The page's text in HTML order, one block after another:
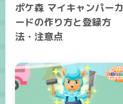
ポケ森 マイキャンパーカ
ードの作り方と登録方
法・注意点